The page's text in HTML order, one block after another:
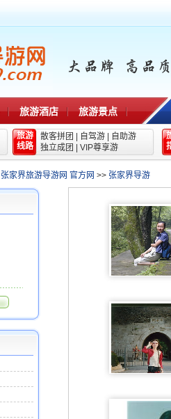
旅游酒店 旅游景点
旅游
线路
散客拼团 自驾游
自助游
独立成团
VIP尊享游
张家界旅游导游网 官方网 >> 张家界导游